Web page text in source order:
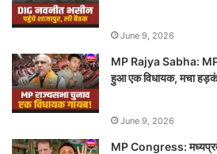
June 9, 2026
MP Rajya Sabha: MP
हुआ एक विधायक, मचा
June 9, 2026
MP Congress: